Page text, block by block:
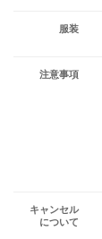
服装
注意事項
キャンセル
について